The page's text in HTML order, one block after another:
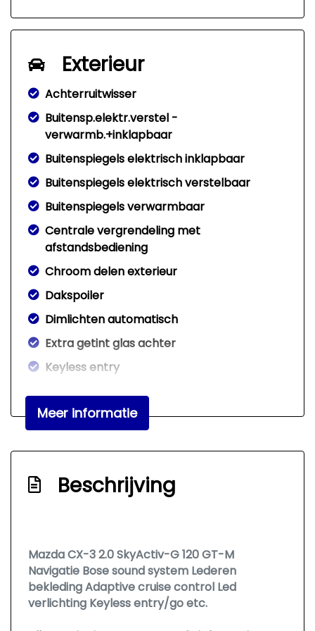
Exterieur
Achterruitwisser
Buitensp.elektr.verstel -
verwarmb.+inklapbaar
Buitenspiegels elektrisch inklapbaar
Buitenspiegels elektrisch verstelbaar
Buitenspiegels verwarmbaar
Centrale vergrendeling met
afstandsbediening
Chroom delen exterieur
Dakspoiler
Dimlichten automatisch
Extra getint glas achter
Keyless entry
Led achterlichten
Lichtmetalen velgen 18"
Overige
Achteropkomend verkeer waarschuwing
Meer informatie
Beschrijving
Mazda CX-3 2.0 SkyActiv-G 120 GT-M
Navigatie Bose sound system Lederen
bekleding Adaptive cruise control Led
verlichting Keyless entry/go etc.